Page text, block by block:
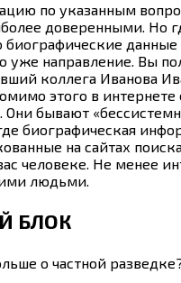
по указанным
доверенными. Но
биографические
уже направление. Вы
коллега Иванова
этого в
Они бывают
биографическая
на сайтах
человеке. Не менее
людьми.
БЛОК
о частной